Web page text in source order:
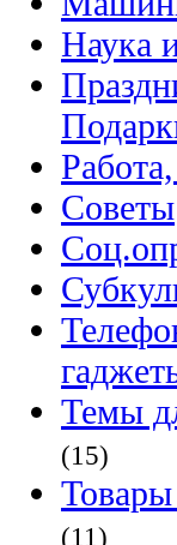
Наука
Советы
Темы
(15)
(11)